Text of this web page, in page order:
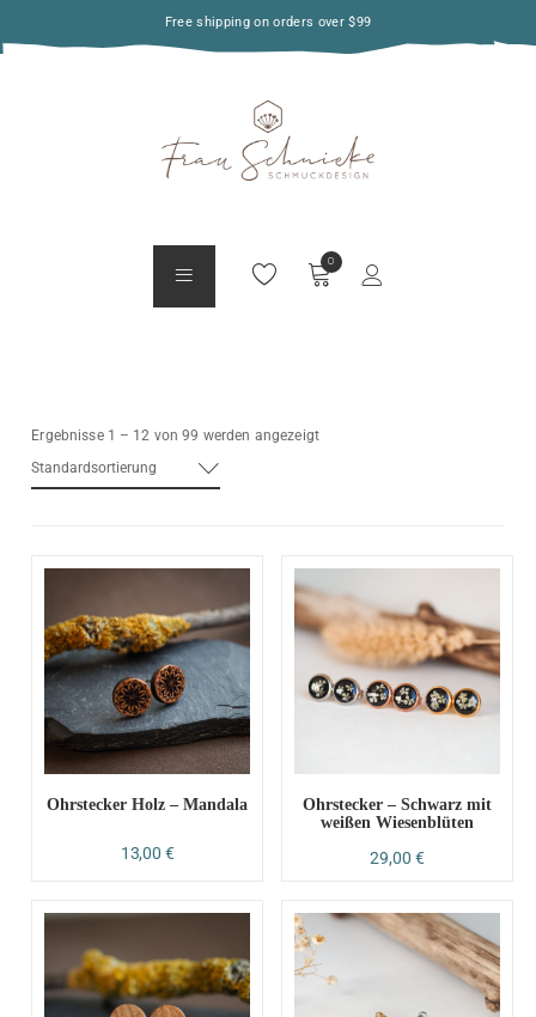
Free shipping on orders over $99
Ergebnisse 1 – 12 von 99 werden angezeigt
Standardsortierung
Ohrstecker Holz – Mandala
13,00 €
Ohrstecker – Schwarz mit
weißen Wiesenblüten
29,00 €